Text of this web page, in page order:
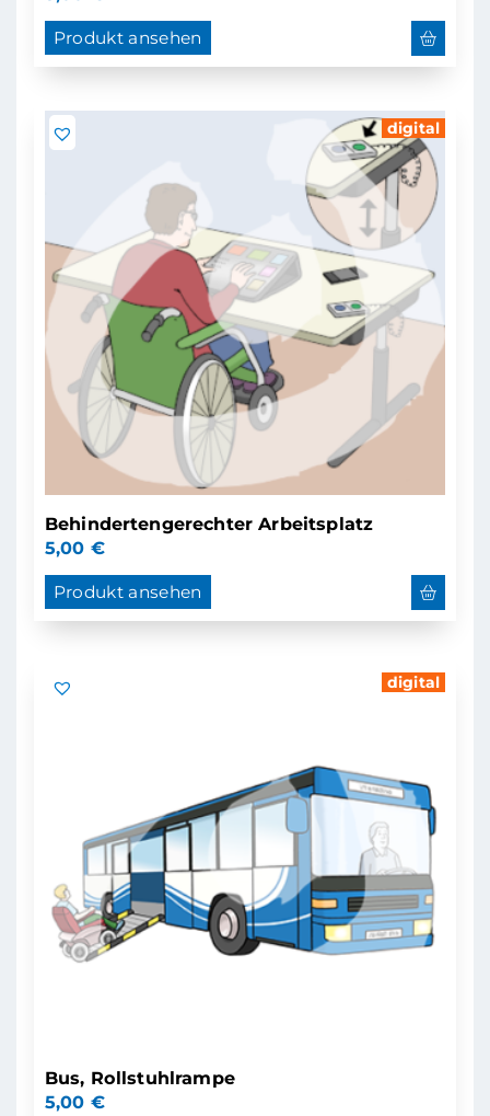
Produkt ansehen
digital
Behindertengerechter Arbeitsplatz
5,00 €
Produkt ansehen
digital
Bus, Rollstuhlrampe
5,00 €